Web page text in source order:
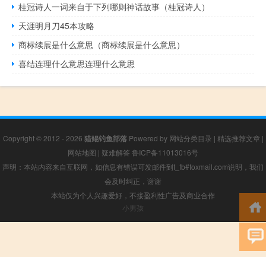
桂冠诗人一词来自于下列哪则神话故事（桂冠诗人）
天涯明月刀45本攻略
商标续展是什么意思（商标续展是什么意思）
喜结连理什么意思连理什么意思
Copyright © 2012 - 2026 猎鲲钓鱼部落Powered by 网站分类目录 | 精选推荐文章 |
网站地图 | 疑难解答 鲁ICP备11013016号
声明：本站内容来自互联网，如信息有错误可发邮件到f_fb#foxmail.com说明，我们
会及时纠正，谢谢
本站仅为个人兴趣爱好，不接盈利性广告及商业合作
小男孩